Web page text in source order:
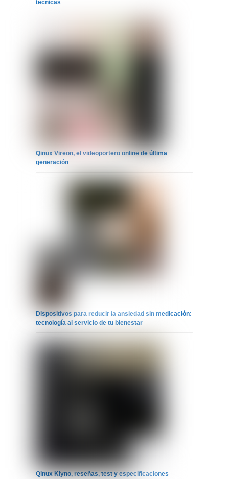
técnicas
Qinux Vireon, el videoportero online de última
generación
Dispositivos para reducir la ansiedad sin medicación:
tecnología al servicio de tu bienestar
Qinux Klyno, reseñas, test y especificaciones